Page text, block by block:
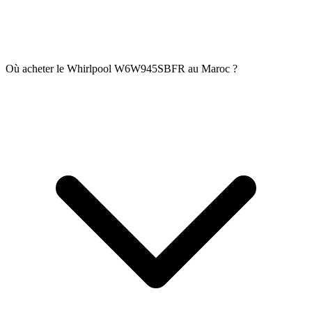
Où acheter le Whirlpool W6W945SBFR au Maroc ?